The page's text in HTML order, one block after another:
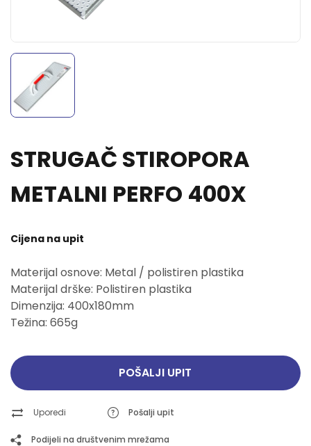
STRUGAČ STIROPORA
METALNI PERFO 400X
Cijena na upit
Materijal osnove: Metal / polistiren plastika
Materijal drške: Polistiren plastika
Dimenzija: 400x180mm
Težina: 665g
POŠALJI UPIT
Uporedi Pošalji upit
Podijeli na društvenim mrežama